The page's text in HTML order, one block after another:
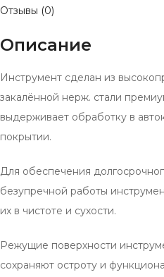
Отзывы (0)
Описание
Инструмент сделан из
закалённой нерж. стали
выдерживает обработку в
покрытии.
Для обеспечения
безупречной работы
их в чистоте и сухости.
Режущие поверхности
сохраняют остроту и